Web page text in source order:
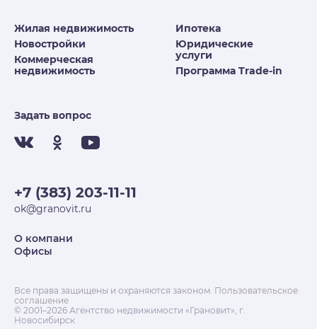
Жилая недвижимость
Новостройки
Коммерческая
недвижимость
Ипотека
Юридические
услуги
Программа Trade-in
Задать вопрос
+7 (383) 203-11-11
ok@granovit.ru
О компани
Офисы
Все права защищены и охраняются законом. Пользовательское
соглашение
© 2001–2026 Агентство недвижимости «Грановит», г.
Новосибирск